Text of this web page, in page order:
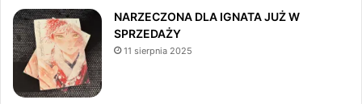
NARZECZONA DLA IGNATA JUŻ W
SPRZEDAŻY
11 sierpnia 2025